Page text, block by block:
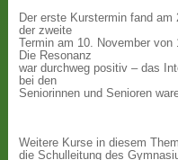
Der erste Kurstermin fand
der zweite
Termin am 10. November
Die Resonanz
war durchweg positiv – das
bei den
Seniorinnen und Senioren
Weitere Kurse in diesem
die Schulleitung des